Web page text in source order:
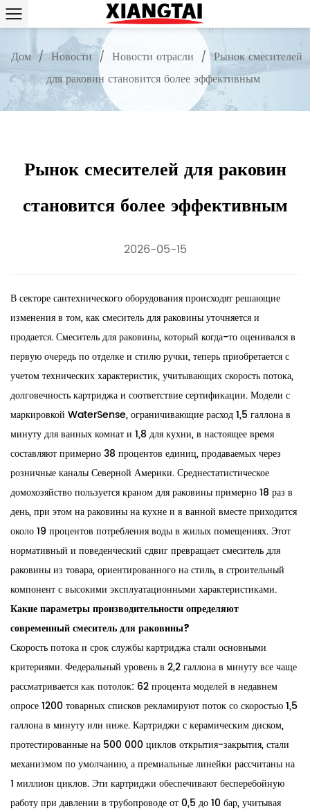
Дом /Новости / Новости отрасли /Рынок смесителей
для раковин становится более эффективным
Рынок смесителей для раковин
становится более эффективным
2026-05-15
В секторе сантехнического оборудования происходят решающие
изменения в том, каксмеситель для раковиныуточняется и
продается. Смеситель для раковины, который когда-то оценивался в
первую очередь по отделке и стилю ручки, теперь приобретается с
учетом технических характеристик, учитывающих скорость потока,
долговечность картриджа и соответствие сертификации. Модели с
маркировкой WaterSense, ограничивающие расход 1,5 галлона в
минуту для ванных комнат и 1,8 для кухни, в настоящее время
составляют примерно 38 процентов единиц, продаваемых через
розничные каналы Северной Америки. Среднестатистическое
домохозяйство пользуется краном для раковины примерно 18 раз в
день, при этом на раковины на кухне и в ванной вместе приходится
около 19 процентов потребления воды в жилых помещениях. Этот
нормативный и поведенческий сдвиг превращает смеситель для
раковины из товара, ориентированного на стиль, в строительный
компонент с высокими эксплуатационными характеристиками.
Какие параметры производительности определяют
современный смеситель для раковины?
Скорость потока и срок службы картриджа стали основными
критериями. Федеральный уровень в 2,2 галлона в минуту все чаще
рассматривается как потолок: 62 процента моделей в недавнем
опросе 1200 товарных списков рекламируют поток со скоростью 1,5
галлона в минуту или ниже. Картриджи с керамическим диском,
протестированные на 500 000 циклов открытия-закрытия, стали
механизмом по умолчанию, а премиальные линейки рассчитаны на
1 миллион циклов. Эти картриджи обеспечивают бесперебойную
работу при давлении в трубопроводе от 0,5 до 10 бар, учитывая